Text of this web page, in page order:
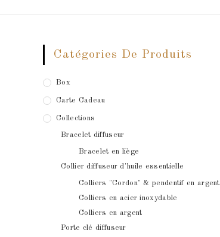
Catégories De Produits
Box
Carte Cadeau
Collections
Bracelet diffuseur
Bracelet en liège
Collier diffuseur d'huile essentielle
Colliers "Cordon" & pendentif en argent
Colliers en acier inoxydable
Colliers en argent
Porte clé diffuseur